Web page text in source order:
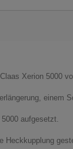
Xerion 5000
einem
aufgesetzt.
Heckkupplung